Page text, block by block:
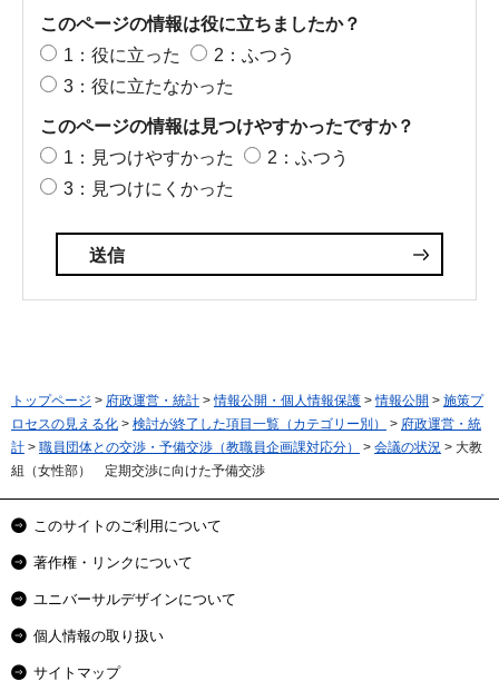
このページの情報は役に立ちましたか？
1：役に立った
2：ふつう
3：役に立たなかった
このページの情報は見つけやすかったですか？
1：見つけやすかった
2：ふつう
3：見つけにくかった
トップページ > 府政運営・統計 >情報公開・個人情報保護 >情報公開 > 施策プ
ロセスの見える化 > 検討が終了した項目一覧（カテゴリー別） > 府政運営・統
計 > 職員団体との交渉・予備交渉（教職員企画課対応分） > 会議の状況 > 大教
組（女性部） 定期交渉に向けた予備交渉
このサイトのご利用について
著作権・リンクについて
ユニバーサルデザインについて
個人情報の取り扱い
サイトマップ